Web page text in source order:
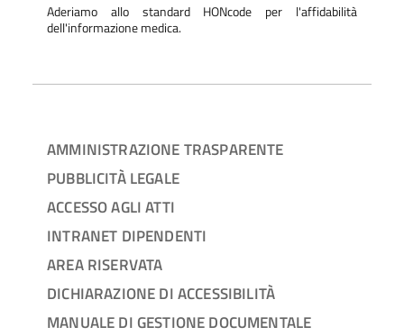
Aderiamo allo standard HONcode per l'affidabilità
dell'informazione medica.
AMMINISTRAZIONE TRASPARENTE
PUBBLICITÀ LEGALE
ACCESSO AGLI ATTI
INTRANET DIPENDENTI
AREA RISERVATA
DICHIARAZIONE DI ACCESSIBILITÀ
MANUALE DI GESTIONE DOCUMENTALE